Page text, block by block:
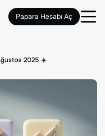
Papara Hesabı Aç
2025 ☀️